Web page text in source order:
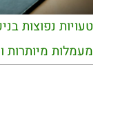
טעויות נפוצות
מעמלות מיותרות